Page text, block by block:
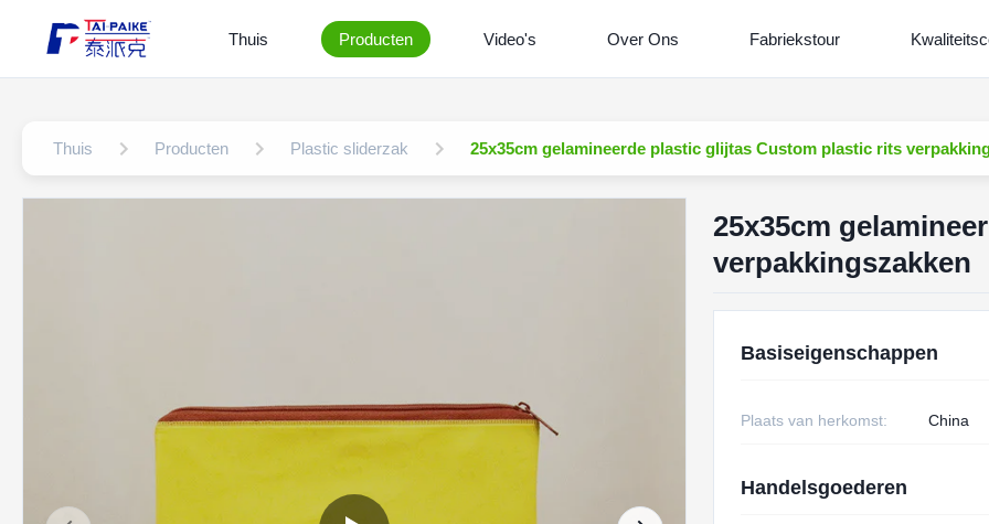
Thuis Producten Video's Over Ons Fabriekstour
Thuis Producten Plastic sliderzak 25x35cm gelamineerde plastic glijtas Custom plastic rits
25x35cm
verpakkingszakken
Basiseigenschappen
Plaats van herkomst: China
Handelsgoederen